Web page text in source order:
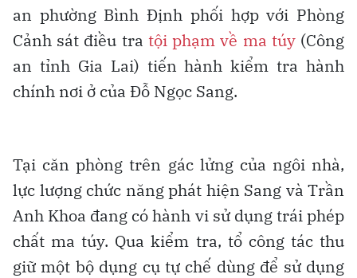
an phường Bình Định phối hợp với Phòng
Cảnh sát điều tra tội phạm về ma túy(Công
an tỉnh Gia Lai) tiến hành kiểm tra hành
chính nơi ở của Đỗ Ngọc Sang.
Tại căn phòng trên gác lửng của ngôi nhà,
lực lượng chức năng phát hiện Sang và Trần
Anh Khoa đang có hành vi sử dụng trái phép
chất ma túy. Qua kiểm tra, tổ công tác thu
giữ một bộ dụng cụ tự chế dùng để sử dụng